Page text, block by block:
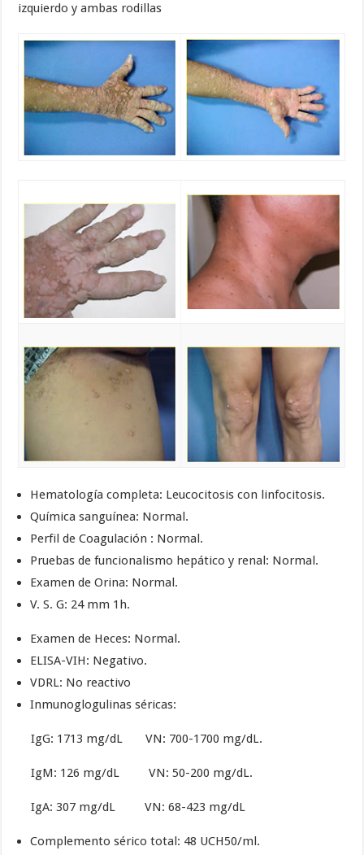
izquierdo y ambas rodillas
Hematología completa: Leucocitosis con linfocitosis.
Química sanguínea: Normal.
Perfil de Coagulación : Normal.
Pruebas de funcionalismo hepático y renal: Normal.
Examen de Orina: Normal.
V. S. G: 24 mm 1h.
Examen de Heces: Normal.
ELISA-VIH: Negativo.
VDRL: No reactivo
Inmunoglogulinas séricas:
IgG: 1713 mg/dL VN: 700-1700 mg/dL.
IgM: 126 mg/dL VN: 50-200 mg/dL.
IgA: 307 mg/dL VN: 68-423 mg/dL
Complemento sérico total: 48 UCH50/ml.